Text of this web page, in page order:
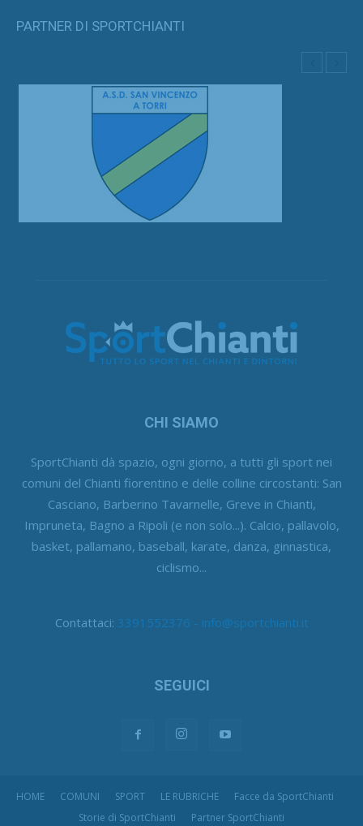
PARTNER DI SPORTCHIANTI
CHI SIAMO
SportChianti dà spazio, ogni giorno, a tutti gli sport nei
comuni del Chianti fiorentino e delle colline circostanti: San
Casciano, Barberino Tavarnelle, Greve in Chianti,
Impruneta, Bagno a Ripoli (e non solo...). Calcio, pallavolo,
basket, pallamano, baseball, karate, danza, ginnastica,
ciclismo...
Contattaci: 3391552376 - info@sportchianti.it
SEGUICI
HOME COMUNI SPORT LE RUBRICHE
Facce da SportChianti
Storie di SportChianti
Partner SportChianti